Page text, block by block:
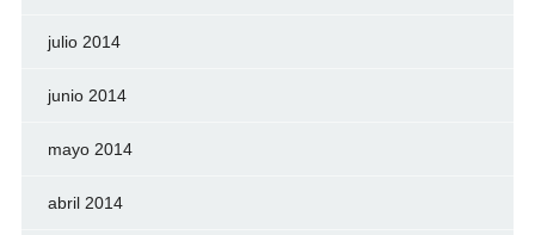
julio 2014
junio 2014
mayo 2014
abril 2014